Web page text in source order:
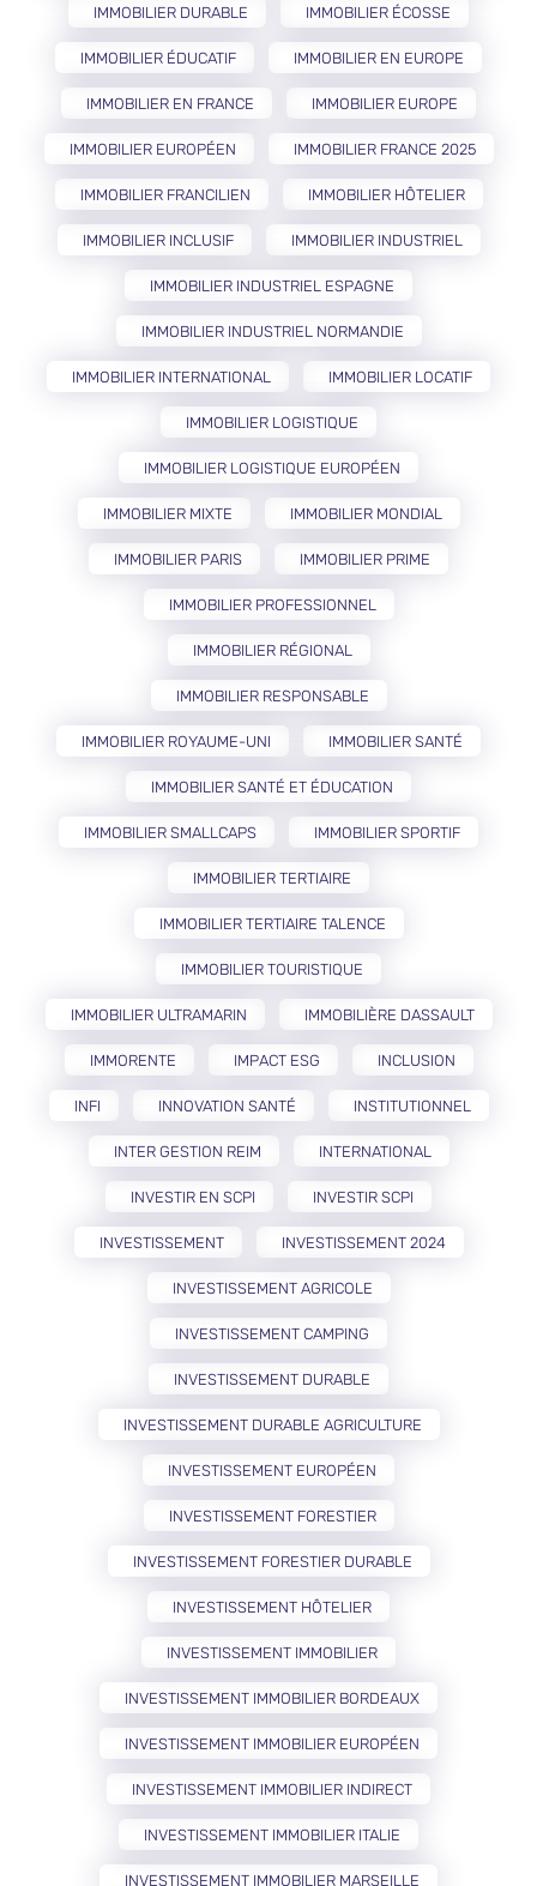
IMMOBILIER DURABLE IMMOBILIER ÉCOSSE
IMMOBILIER ÉDUCATIF IMMOBILIER EN EUROPE
IMMOBILIER EN FRANCE IMMOBILIER EUROPE
IMMOBILIER EUROPÉEN IMMOBILIER FRANCE 2025
IMMOBILIER FRANCILIEN IMMOBILIER HÔTELIER
IMMOBILIER INCLUSIF IMMOBILIER INDUSTRIEL
IMMOBILIER INDUSTRIEL ESPAGNE
IMMOBILIER INDUSTRIEL NORMANDIE
IMMOBILIER INTERNATIONAL IMMOBILIER LOCATIF
IMMOBILIER LOGISTIQUE
IMMOBILIER LOGISTIQUE EUROPÉEN
IMMOBILIER MIXTE IMMOBILIER MONDIAL
IMMOBILIER PARIS IMMOBILIER PRIME
IMMOBILIER PROFESSIONNEL
IMMOBILIER RÉGIONAL
IMMOBILIER RESPONSABLE
IMMOBILIER ROYAUME-UNI IMMOBILIER SANTÉ
IMMOBILIER SANTÉ ET ÉDUCATION
IMMOBILIER SMALLCAPS IMMOBILIER SPORTIF
IMMOBILIER TERTIAIRE
IMMOBILIER TERTIAIRE TALENCE
IMMOBILIER TOURISTIQUE
IMMOBILIER ULTRAMARIN IMMOBILIÈRE DASSAULT
IMMORENTE IMPACT ESG INCLUSION
INFI INNOVATION SANTÉ INSTITUTIONNEL
INTER GESTION REIM INTERNATIONAL
INVESTIR EN SCPI INVESTIR SCPI
INVESTISSEMENT INVESTISSEMENT 2024
INVESTISSEMENT AGRICOLE
INVESTISSEMENT CAMPING
INVESTISSEMENT DURABLE
INVESTISSEMENT DURABLE AGRICULTURE
INVESTISSEMENT EUROPÉEN
INVESTISSEMENT FORESTIER
INVESTISSEMENT FORESTIER DURABLE
INVESTISSEMENT HÔTELIER
INVESTISSEMENT IMMOBILIER
INVESTISSEMENT IMMOBILIER BORDEAUX
INVESTISSEMENT IMMOBILIER EUROPÉEN
INVESTISSEMENT IMMOBILIER INDIRECT
INVESTISSEMENT IMMOBILIER ITALIE
INVESTISSEMENT IMMOBILIER MARSEILLE